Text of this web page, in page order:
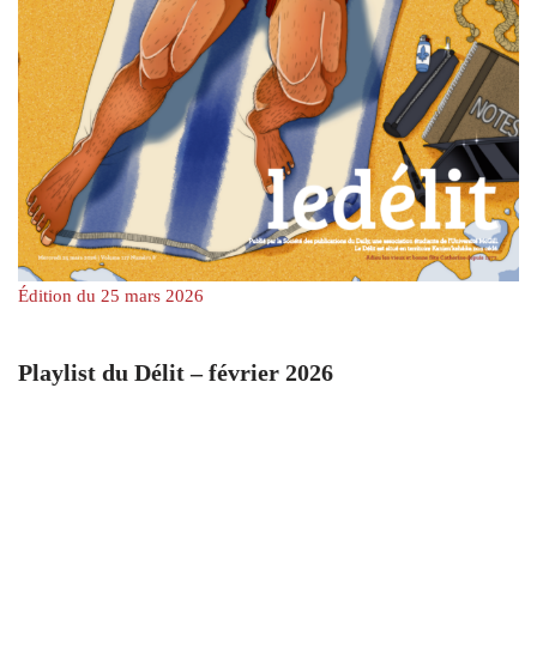
Édition du 25 mars 2026
Playlist du Délit – février 2026